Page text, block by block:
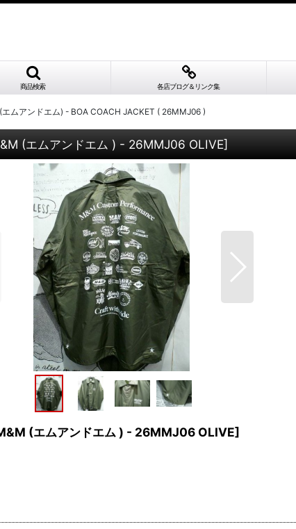
商品検索 各店ブログ＆リンク集
ムアンドエム) - BOA COACH JACKET ( 26MMJ06 )
(エムアンドエム ) - 26MMJ06 OLIVE]
(エムアンドエム ) - 26MMJ06 OLIVE]